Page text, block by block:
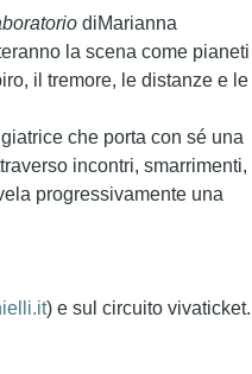
diMarianna
la scena come pianeti
il tremore, le distanze e le
che porta con sé una
incontri, smarrimenti,
progressivamente una
) e sul circuito vivaticket.